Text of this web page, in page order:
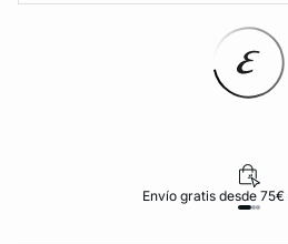
Envío gratis desde